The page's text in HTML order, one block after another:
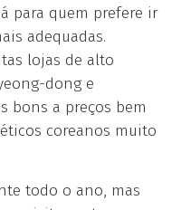
para quem prefere ir
adequadas.
lojas de alto
dong e
bons a preços bem
coreanos muito
todo o ano, mas